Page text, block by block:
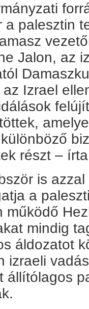
a palesztin
Jalon, az
Izrael
részt –
is
a
működő
mindig
áldozatot
izraeli
állítólagos